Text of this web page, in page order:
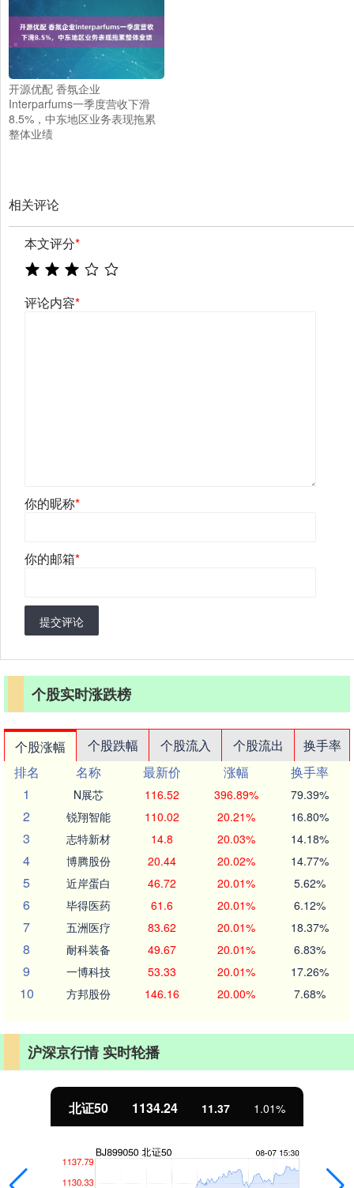
开源优配 香氛企业
Interparfums一季度营收下滑
8.5%，中东地区业务表现拖累
整体业绩
相关评论
本文评分*
评论内容*
你的昵称*
你的邮箱*
提交评论
个股实时涨跌榜
个股涨幅 个股跌幅 个股流入 个股流出
换手率
排名
名称 最新价 涨幅
换手率
1
N展芯 116.52 396.89% 79.39%
2 锐翔智能 110.02 20.21% 16.80%
3 志特新材 14.8 20.03% 14.18%
4 博腾股份 20.44 20.02% 14.77%
5 近岸蛋白 46.72 20.01% 5.62%
6 毕得医药 61.6 20.01% 6.12%
7 五洲医疗 83.62 20.01% 18.37%
8 耐科装备 49.67 20.01% 6.83%
9 一博科技 53.33 20.01% 17.26%
10 方邦股份 146.16 20.00% 7.68%
沪深京行情 实时轮播
北证50 1134.24 11.37 1.01%